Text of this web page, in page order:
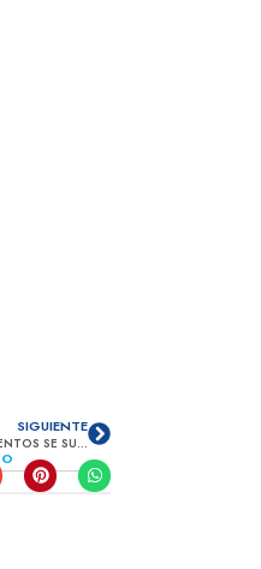
SIGUIENTE
CUATROVIENTOS SE SUMA AL 25N: DÍA INTERNACIONAL DE LA ELIMINACIÓN DE LA VIOLENCIA CONTRA LA MUJER